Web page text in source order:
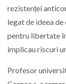
rezistenței
legat de ideea
pentru libertate
implicau riscuri
Profesor